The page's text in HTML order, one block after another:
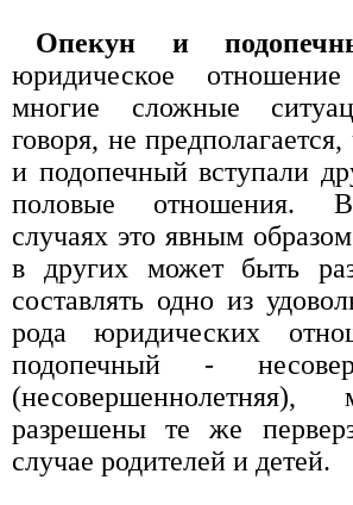
Опекун и
юридическое
многие сложные
говоря, не
и подопечный вступали
половые отношения.
случаях это явным
в других может быть
составлять одно из
рода юридических
подопечный -
разрешены те же
случае родителей и детей.